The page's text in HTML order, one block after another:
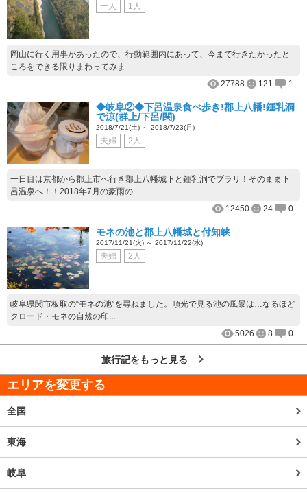
一人 1人
岡山に行く用事があったので、行動範囲内にあって、今まで行きたかったと
ころをできる限りまわってみま...
27788
121 1
◆岐阜②◆下呂温泉食べ歩き!郡上八幡!鍾乳洞
で涼(群上/下呂/関)
2018/7/21(土) ～ 2018/7/23(月)
夫婦 2人
一日目は京都から郡上市へ行き郡上八幡城下と鍾乳洞でブラリ！そのまま下
呂温泉へ！！2018年7月の豪雨の...
12450
24 0
モネの池と郡上八幡城と付知峡
2017/11/21(火) ～ 2017/11/22(水)
夫婦 2人
岐阜県関市板取の“モネの池”を尋ねました。順光で見る池の風景は…なるほど
クロード・モネの自然の印...
5026
8 0
旅行記をもっと見る
エリアを変更する
全国
東海
岐阜